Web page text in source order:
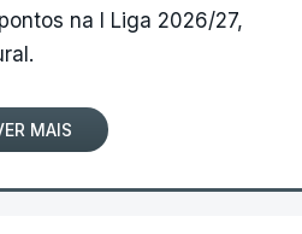
na I Liga 2026/27,
MAIS